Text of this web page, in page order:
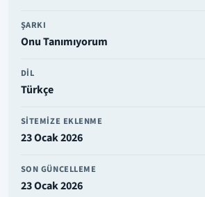
ŞARKI
Onu Tanımıyorum
DIL
Türkçe
SITEMIZE EKLENME
23 Ocak 2026
SON GÜNCELLEME
23 Ocak 2026